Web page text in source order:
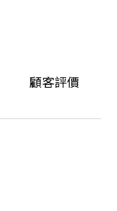
顧客評價